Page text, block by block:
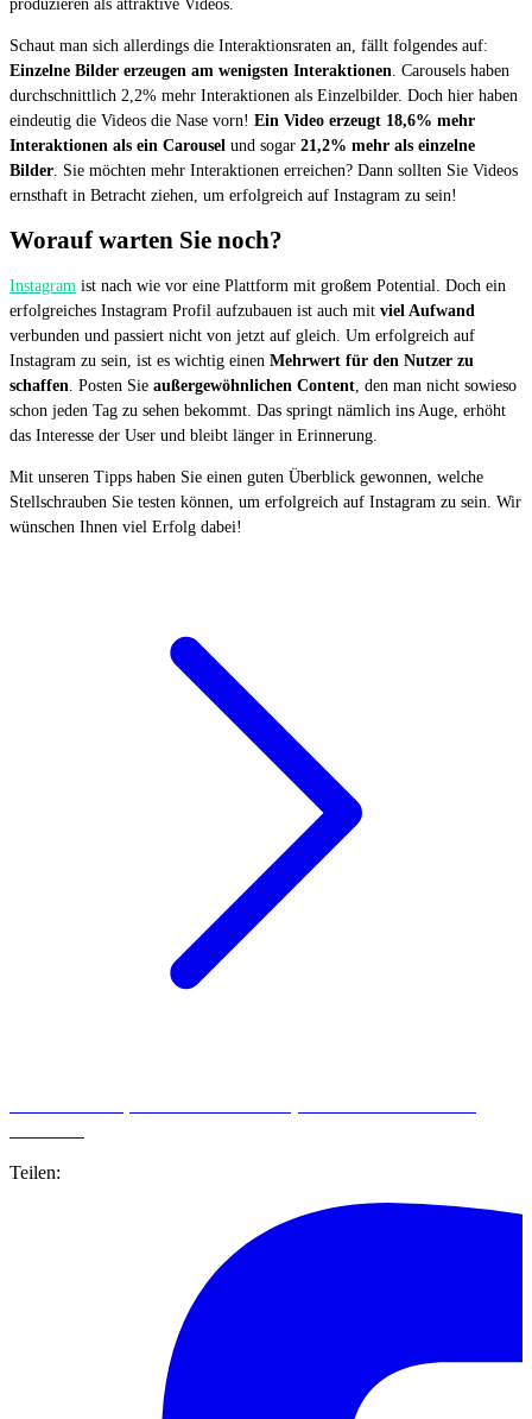
produzieren als attraktive Videos.
Schaut man sich allerdings die Interaktionsraten an, fällt folgendes auf:
Einzelne Bilder erzeugen am wenigsten Interaktionen . Carousels haben
durchschnittlich 2,2% mehr Interaktionen als Einzelbilder. Doch hier haben
eindeutig die Videos die Nase vorn! Ein Video erzeugt 18,6% mehr
Interaktionen als ein Carousel und sogar 21,2% mehr als einzelne
Bilder . Sie möchten mehr Interaktionen erreichen? Dann sollten Sie Videos
ernsthaft in Betracht ziehen, um erfolgreich auf Instagram zu sein!
Worauf warten Sie noch?
Instagram ist nach wie vor eine Plattform mit großem Potential. Doch ein
erfolgreiches Instagram Profil aufzubauen ist auch mit viel Aufwand
verbunden und passiert nicht von jetzt auf gleich. Um erfolgreich auf
Instagram zu sein, ist es wichtig einen Mehrwert für den Nutzer zu
schaffen. Posten Sie außergewöhnlichen Content, den man nicht sowieso
schon jeden Tag zu sehen bekommt. Das springt nämlich ins Auge, erhöht
das Interesse der User und bleibt länger in Erinnerung.
Mit unseren Tipps haben Sie einen guten Überblick gewonnen, welche
Stellschrauben Sie testen können, um erfolgreich auf Instagram zu sein. Wir
wünschen Ihnen viel Erfolg dabei!
Teilen: